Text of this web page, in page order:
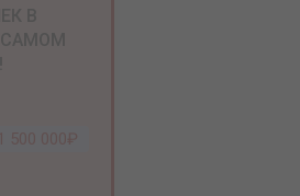
1 500 000₽